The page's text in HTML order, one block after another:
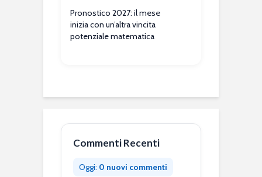
Pronostico 2027: il mese
inizia con un’altra vincita
potenziale matematica
Commenti Recenti
Oggi: 0 nuovi commenti